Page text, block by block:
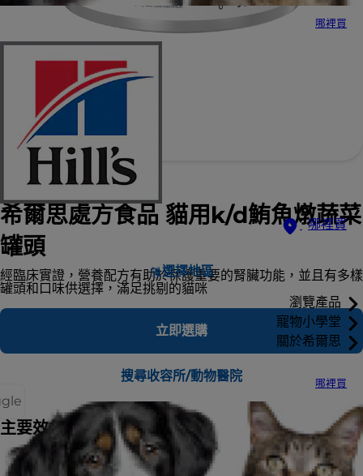
哪裡買
哪裡買
選擇地區
瀏覽產品
寵物小學堂
關於希爾思
哪裡買
希爾思處方食品 貓用k/d鮪魚燉蔬菜
罐頭
經臨床實證，營養配方有助於保護重要的腎臟功能，並且有多樣
罐頭和口味供選擇，滿足挑剔的貓咪
立即選購
搜尋收容所/動物醫院
主要效益